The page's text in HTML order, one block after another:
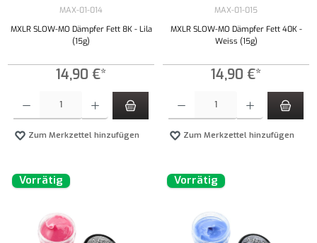
MAX-01-014
MXLR SLOW-MO Dämpfer Fett 8K - Lila
(15g)
14,90 €*
Zum Merkzettel hinzufügen
MAX-01-015
MXLR SLOW-MO Dämpfer Fett 40K -
Weiss (15g)
14,90 €*
Zum Merkzettel hinzufügen
Vorrätig Vorrätig